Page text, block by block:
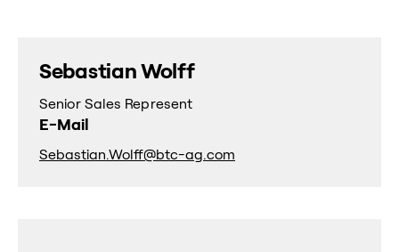
Sebastian Wolff
Senior Sales Represent
E-Mail
Sebastian.Wolff@btc-ag.com